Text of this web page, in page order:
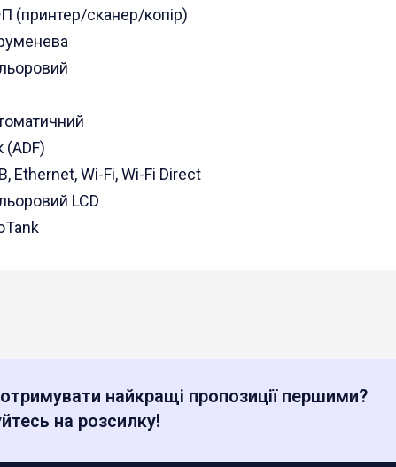
(принтер/сканер/копір)
(ADF)
Ethernet, Wi-Fi, Wi-Fi Direct
LCD
найкращі пропозиції першими?
на розсилку!